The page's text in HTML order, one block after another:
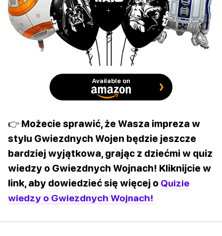
Available on
👉 Możecie sprawić, że Wasza impreza w
stylu Gwiezdnych Wojen będzie jeszcze
bardziej wyjątkowa, grając z dziećmi w quiz
wiedzy o Gwiezdnych Wojnach! Kliknijcie w
link, aby dowiedzieć się więcej o Quizie
wiedzy o Gwiezdnych Wojnach!